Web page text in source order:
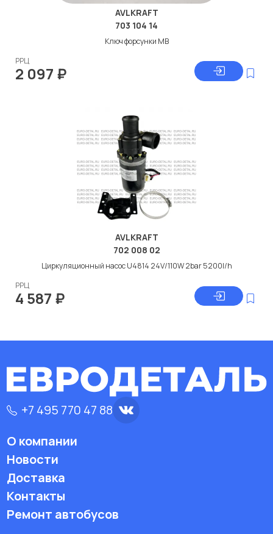
AVLKRAFT
703 104 14
Ключ форсунки МВ
РРЦ
2 097 ₽
AVLKRAFT
702 008 02
Циркуляционный насос U4814 24V/110W 2bar 5200l/h
РРЦ
4 587 ₽
+7 495 770 47 88
О компании
Новости
Доставка
Контакты
Ремонт автобусов